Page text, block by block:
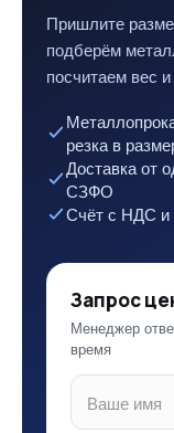
Пришлите
подберём
посчитаем вес
резка в
Доставка от
СЗФО
Счёт с НДС и
Запрос
Менеджер
время